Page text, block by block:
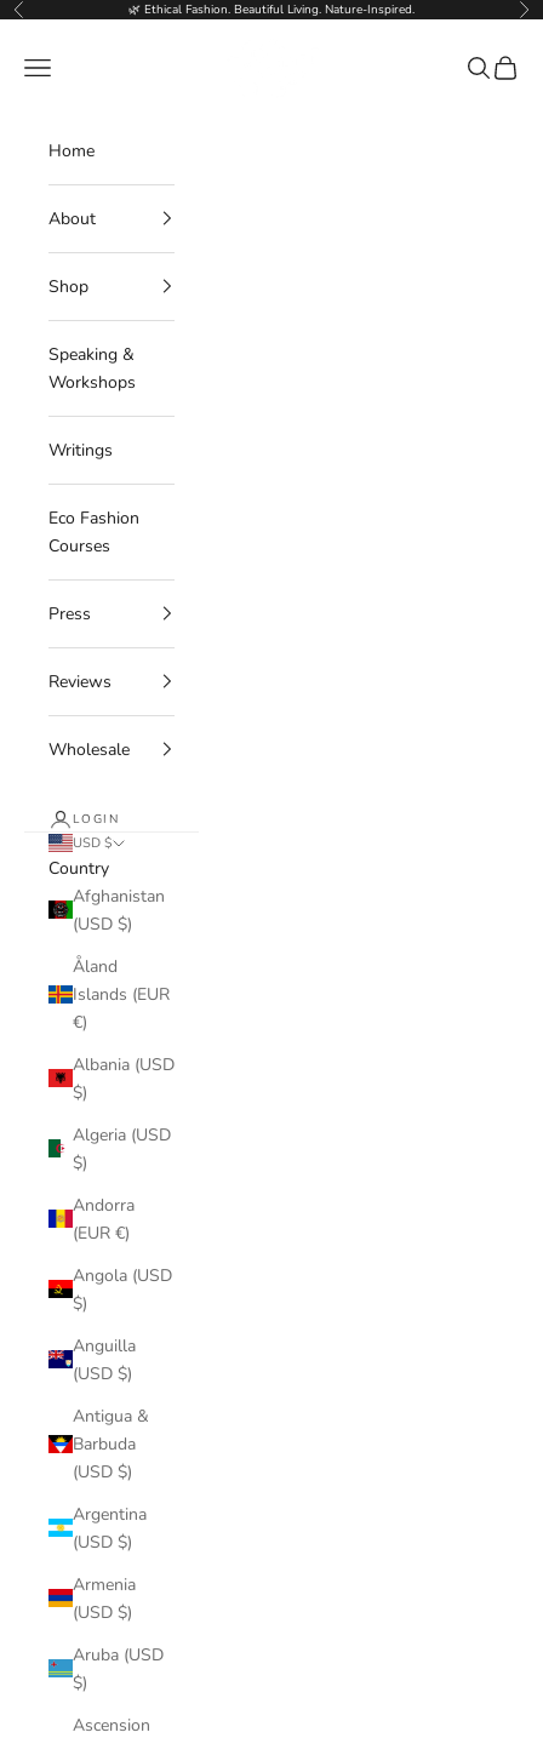
Skip to content
Previous 🌿 Ethical Fashion. Beautiful Living. Nature-Inspired.
Navigation menu Search
Cart
Home
About
Shop
Speaking &
Workshops
Writings
Eco Fashion
Courses
Press
Reviews
Wholesale
LOGIN
USD $
Country
Afghanistan
(USD $)
Åland
Islands (EUR
€)
Albania (USD
$)
Algeria (USD
$)
Andorra
(EUR €)
Angola (USD
$)
Anguilla
(USD $)
Antigua &
Barbuda
(USD $)
Argentina
(USD $)
Armenia
(USD $)
Aruba (USD
$)
Ascension